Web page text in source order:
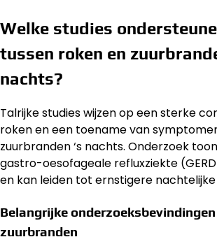
Welke studies
tussen roken en
nachts?
Talrijke studies wijzen op een sterke
roken en een toename van
zuurbranden ‘s nachts. Onderzoek
gastro-oesofageale refluxziekte
en kan leiden tot ernstigere nachtelijke
Belangrijke
zuurbranden